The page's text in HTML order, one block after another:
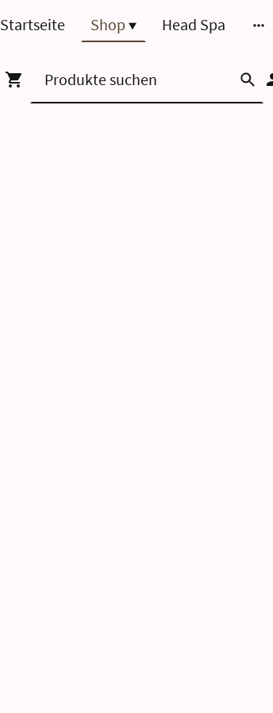
Startseite Shop Head Spa